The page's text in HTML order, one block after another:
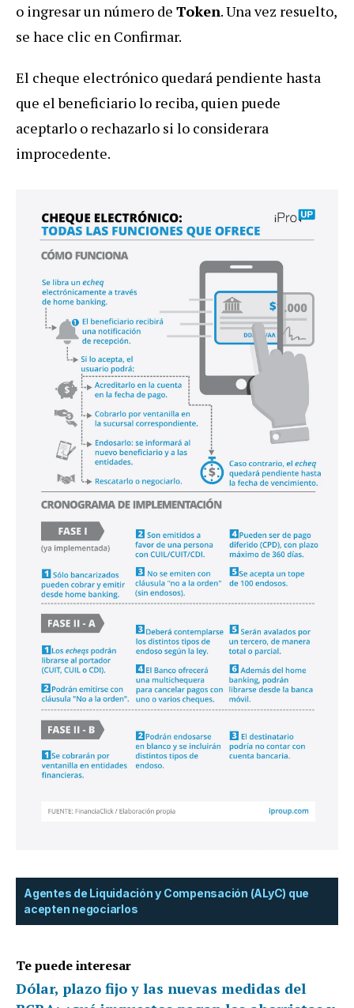
o ingresar un número de Token. Una vez resuelto,
se hace clic en Confirmar.
El cheque electrónico quedará pendiente hasta
que el beneficiario lo reciba, quien puede
aceptarlo o rechazarlo si lo considerara
improcedente.
Agentes de Liquidación y Compensación (ALyC) que
acepten negociarlos
Te puede interesar
Dólar, plazo fijo y las nuevas medidas del